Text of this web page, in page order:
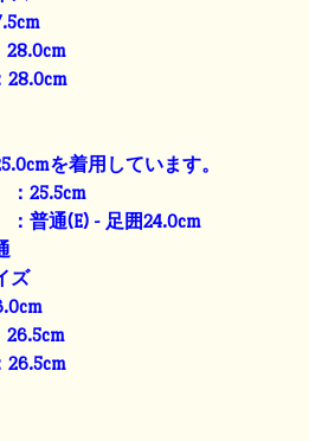
28.0cm
28.0cm
を着用しています。
：25.5cm
：普通(E) - 足囲24.0cm
ズ
26.5cm
26.5cm